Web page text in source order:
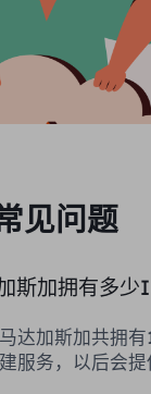
见问题
斯加拥有多少
达加斯加共拥
服务，以后会